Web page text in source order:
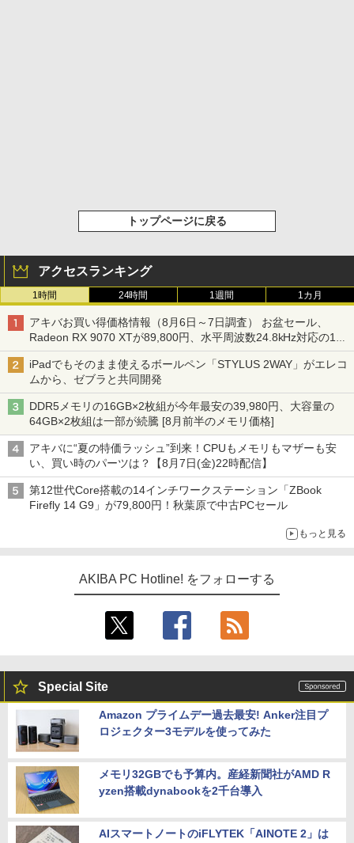
トップページに戻る
アクセスランキング
1時間 24時間 1週間 1カ月
アキバお買い得価格情報（8月6日～7日調査） お盆セール、
Radeon RX 9070 XTが89,800円、水平周波数24.8kHz対応の17
型モニターが9,801円、暑さ指数連動セール ほか
iPadでもそのまま使えるボールペン「STYLUS 2WAY」がエレコ
ムから、ゼブラと共同開発
DDR5メモリの16GB×2枚組が今年最安の39,980円、大容量の
64GB×2枚組は一部が続騰 [8月前半のメモリ価格]
アキバに“夏の特価ラッシュ”到来！CPUもメモリもマザーも安
い、買い時のパーツは？【8月7日(金)22時配信】
第12世代Core搭載の14インチワークステーション「ZBook
Firefly 14 G9」が79,800円！秋葉原で中古PCセール
もっと見る
AKIBA PC Hotline! をフォローする
Special Site
Amazon プライムデー過去最安! Anker注目プ
ロジェクター3モデルを使ってみた
メモリ32GBでも予算内。産経新聞社がAMD R
yzen搭載dynabookを2千台導入
AIスマートノートのiFLYTEK「AINOTE 2」は